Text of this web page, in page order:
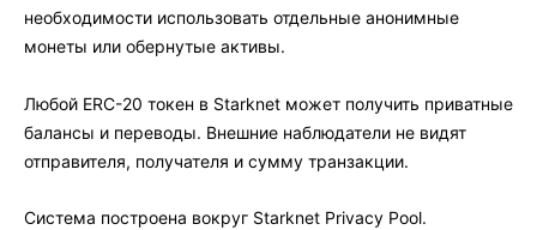
необходимости использовать отдельные анонимные
монеты или обернутые активы.
Любой ERC-20 токен в Starknet может получить приватные
балансы и переводы. Внешние наблюдатели не видят
отправителя, получателя и сумму транзакции.
Система построена вокруг Starknet Privacy Pool.